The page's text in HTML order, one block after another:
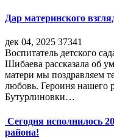
Дар материнского
дек 04, 2025 37341
Воспитатель детского
Шибаева рассказала об
матери мы поздравляем
любовь. Героиня нашего
Бутурлиновки…
Сегодня исполнилось
района!